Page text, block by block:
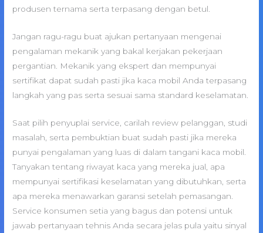
produsen ternama serta terpasang dengan betul.
Jangan ragu-ragu buat ajukan pertanyaan mengenai
pengalaman mekanik yang bakal kerjakan pekerjaan
pergantian. Mekanik yang ekspert dan mempunyai
sertifikat dapat sudah pasti jika kaca mobil Anda terpasang
langkah yang pas serta sesuai sama standard keselamatan.
Saat pilih penyuplai service, carilah review pelanggan, studi
masalah, serta pembuktian buat sudah pasti jika mereka
punyai pengalaman yang luas di dalam tangani kaca mobil.
Tanyakan tentang riwayat kaca yang mereka jual, apa
mempunyai sertifikasi keselamatan yang dibutuhkan, serta
apa mereka menawarkan garansi setelah pemasangan.
Service konsumen setia yang bagus dan potensi untuk
jawab pertanyaan tehnis Anda secara jelas pula yaitu sinyal